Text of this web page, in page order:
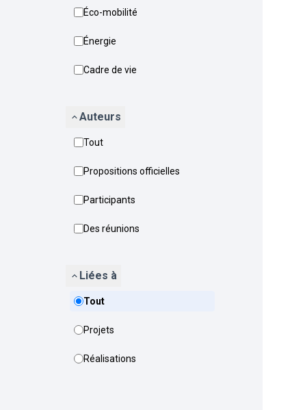
Éco-mobilité
Énergie
Cadre de vie
Auteurs
Tout
Propositions officielles
Participants
Des réunions
Liées à
Tout
Projets
Réalisations